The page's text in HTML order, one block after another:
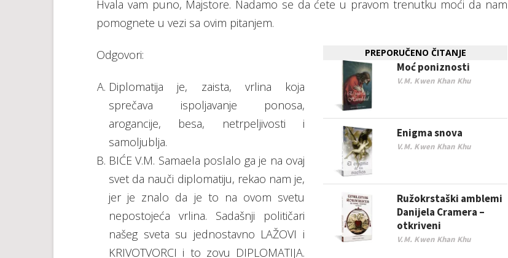
Hvala vam puno, Majstore. Nadamo se da ćete u pravom trenutku moći da nam
pomognete u vezi sa ovim pitanjem.
PREPORUČENO ČITANJE
Moć poniznosti
V.M. Kwen Khan Khu
Enigma snova
V.M. Kwen Khan Khu
Ružokrstaški amblemi
Danijela Cramera –
otkriveni
V.M. Kwen Khan Khu
Odgovori:
Diplomatija je, zaista, vrlina koja
sprečava ispoljavanje ponosa,
arogancije, besa, netrpeljivosti i
samoljublja.
BIĆE V.M. Samaela poslalo ga je na ovaj
svet da nauči diplomatiju, rekao nam je,
jer je znalo da je to na ovom svetu
nepostojeća vrlina. Sadašnji političari
našeg sveta su jednostavno LAŽOVI i
KRIVOTVORCI i to zovu DIPLOMATIJA.